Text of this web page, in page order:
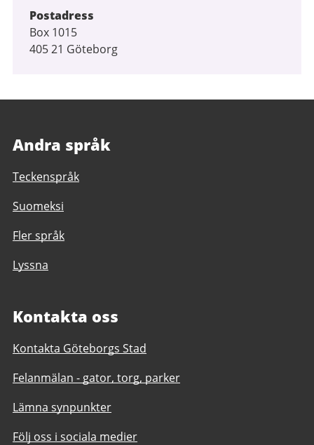
Postadress
Box 1015
405 21 Göteborg
Andra språk
Teckenspråk
Suomeksi
Fler språk
Lyssna
Kontakta oss
Kontakta Göteborgs Stad
Felanmälan - gator, torg, parker
Lämna synpunkter
Följ oss i sociala medier